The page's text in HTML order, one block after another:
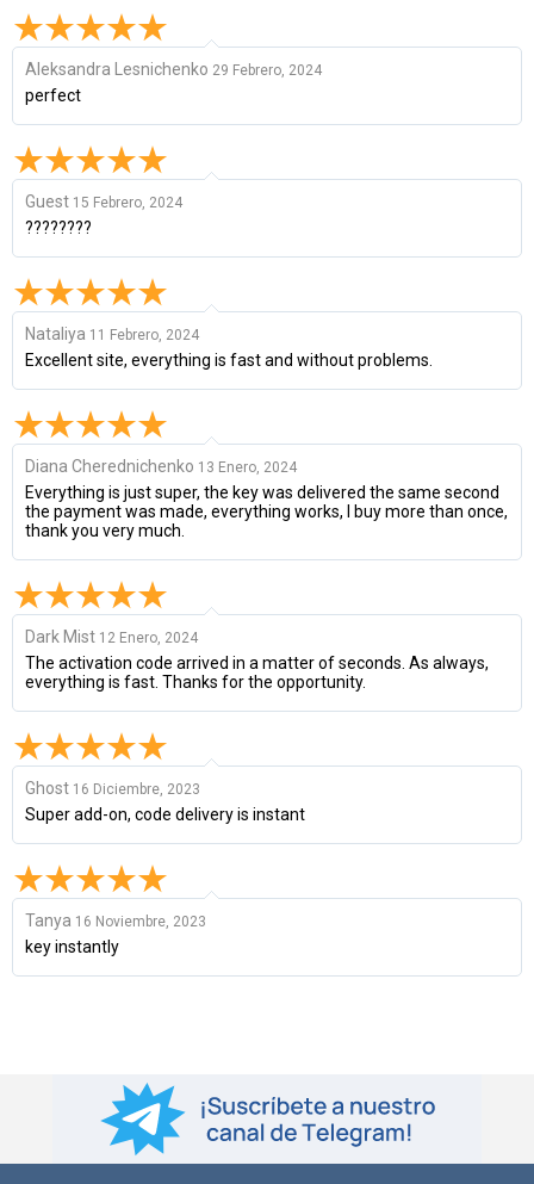
Aleksandra Lesnichenko 29 Febrero, 2024
perfect
Guest 15 Febrero, 2024
????????
Nataliya 11 Febrero, 2024
Excellent site, everything is fast and without problems.
Diana Cherednichenko 13 Enero, 2024
Everything is just super, the key was delivered the same second
the payment was made, everything works, I buy more than once,
thank you very much.
Dark Mist 12 Enero, 2024
The activation code arrived in a matter of seconds. As always,
everything is fast. Thanks for the opportunity.
Ghost 16 Diciembre, 2023
Super add-on, code delivery is instant
Tanya 16 Noviembre, 2023
key instantly